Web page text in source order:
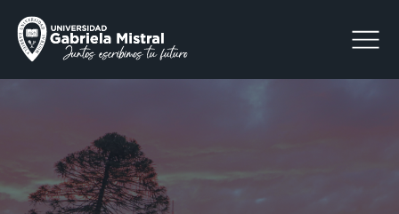
La Universidad